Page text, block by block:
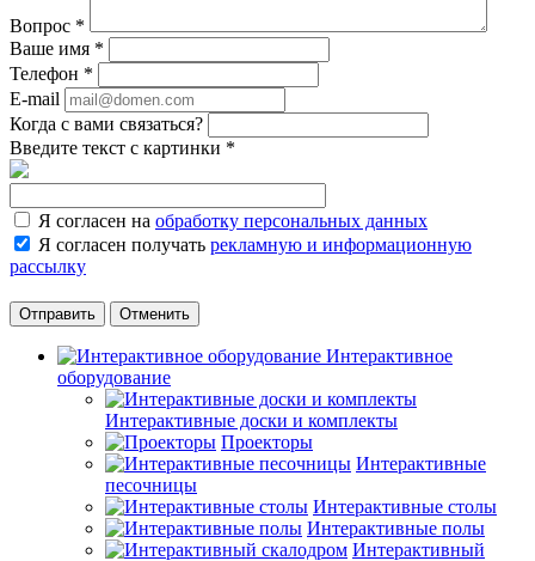
Вопрос *
Ваше имя *
Телефон *
E-mail
Когда с вами связаться?
Введите текст с картинки *
Я согласен на обработку персональных данных
Я согласен получать рекламную и информационную
рассылку
Отменить
Интерактивное
оборудование
Интерактивные доски и комплекты
Проекторы
Интерактивные
песочницы
Интерактивные столы
Интерактивные полы
Интерактивный